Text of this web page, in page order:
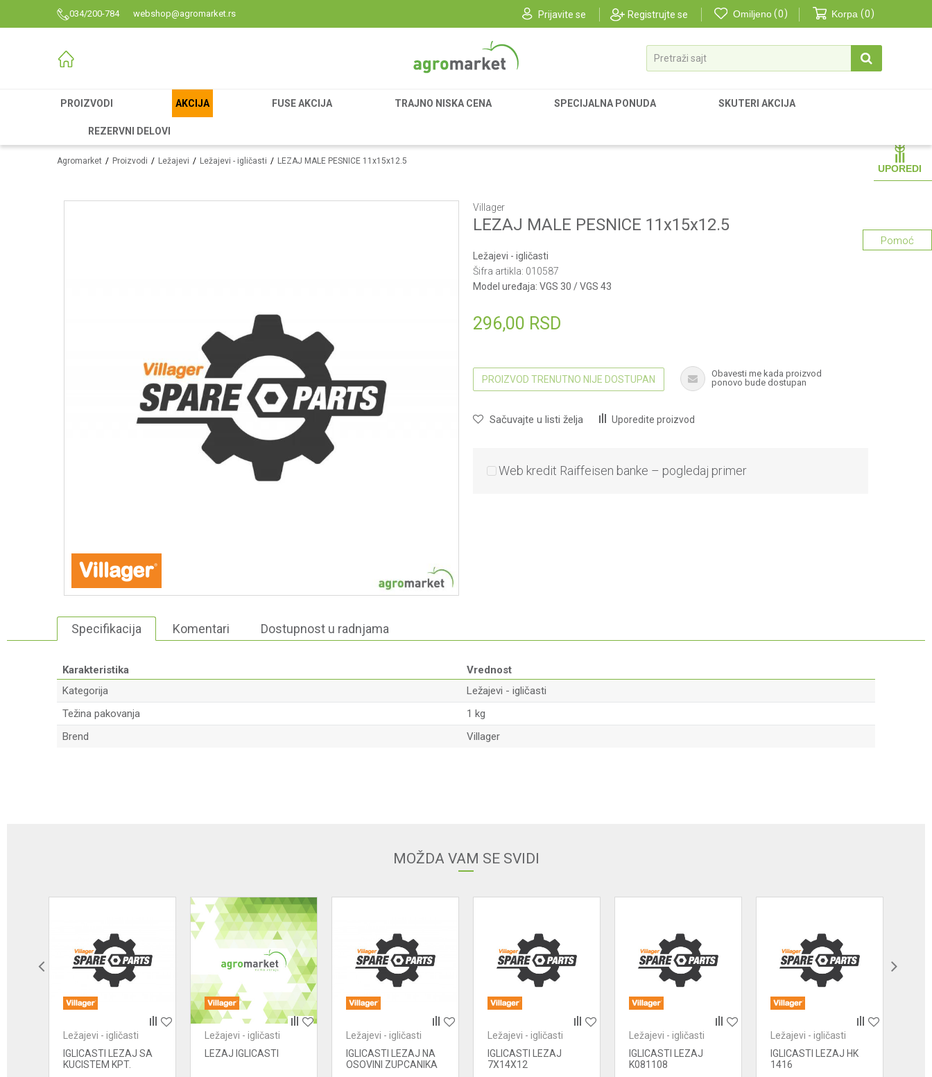
034/200-784 webshop@agromarket.rs Prijavite se Registrujte se Omiljeno 0 Korpa 0
Pretraži sajt
PROIZVODI AKCIJA FUSE AKCIJA TRAJNO NISKA CENA SPECIJALNA PONUDA SKUTERI AKCIJA
REZERVNI DELOVI
UPOREDI
Agromarket Proizvodi Ležajevi Ležajevi - igličasti LEZAJ MALE PESNICE 11x15x12.5
Villager
LEZAJ MALE PESNICE 11x15x12.5
Ležajevi - igličasti
Šifra artikla: 010587
Model uređaja: VGS 30 / VGS 43
296,00 RSD
PROIZVOD TRENUTNO NIJE DOSTUPAN
Obavesti me kada proizvod
ponovo bude dostupan
Sačuvajte u listi želja Uporedite proizvod
Web kredit Raiffeisen banke – pogledaj primer
Pomoć
Specifikacija Komentari Dostupnost u radnjama
Karakteristika
Vrednost
Kategorija
Ležajevi - igličasti
Težina pakovanja
1 kg
Brend
Villager
POŠALJI
MOŽDA VAM SE SVIDI
Ležajevi - igličasti
IGLICASTI LEZAJ SA
KUCISTEM KPT.
Ležajevi - igličasti
LEZAJ IGLICASTI
Ležajevi - igličasti
IGLICASTI LEZAJ NA
OSOVINI ZUPCANIKA
Ležajevi - igličasti
IGLICASTI LEZAJ
7X14X12
Ležajevi - igličasti
IGLICASTI LEZAJ
K081108
Ležajevi - igličasti
IGLICASTI LEZAJ HK
1416